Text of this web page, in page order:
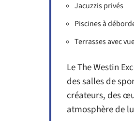
Jacuzzis privés
Piscines à
Terrasses avec
Le The Westin
des salles de
créateurs, des
atmosphère de